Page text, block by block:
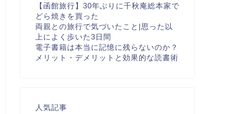
【函館旅行】30年ぶりに千秋庵総本家で
どら焼きを買った
両親との旅行で気づいたこと|思った以
上によく歩いた3日間
電子書籍は本当に記憶に残らないのか？
メリット・デメリットと効果的な読書術
人気記事